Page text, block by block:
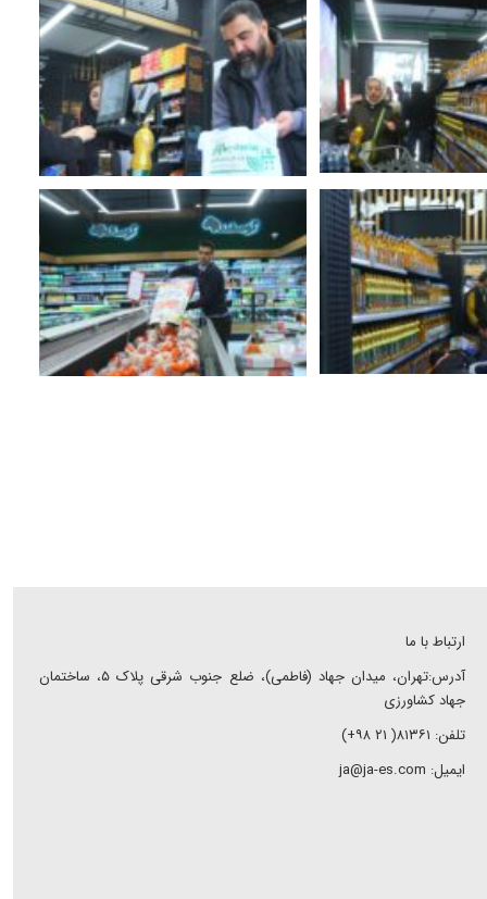
ارتباط با ما
آدرس:تهران، میدان جهاد (فاطمی)، ضلع جنوب شرقی پلاک ۵، ساختمان
جهاد کشاورزی
تلفن: ۸۱۳۶۱( ۲۱ ۹۸+)
ایمیل: ja@ja-es.com